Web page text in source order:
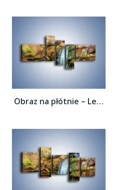
Obraz na płótnie – Leśne podłoże późną...